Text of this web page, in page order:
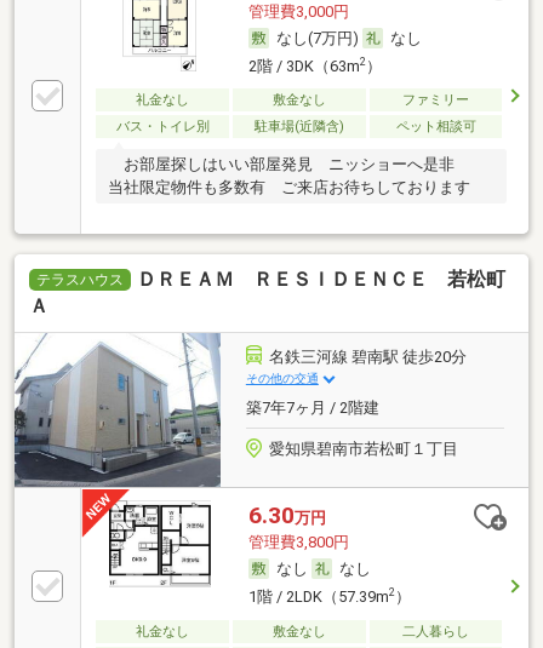
管理費3,000円
なし(7万円)
なし
2階 / 3DK（63m2）
礼金なし 敷金なし
ファミリー
バス・トイレ別
駐車場(近隣含) ペット相談可
お部屋探しはいい部屋発見 ニッショーへ是非
当社限定物件も多数有 ご来店お待ちしております
テラスハウス
ＤＲＥＡＭ ＲＥＳＩＤＥＮＣＥ 若松町
Ａ
名鉄三河線 碧南駅 徒歩20分
その他の交通
築7年7ヶ月 / 2階建
愛知県碧南市若松町１丁目
6.30万円
管理費3,800円
なし
なし
1階 / 2LDK（57.39m2）
礼金なし 敷金なし
二人暮らし